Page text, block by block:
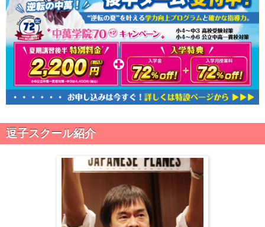
逗子スクール紹介